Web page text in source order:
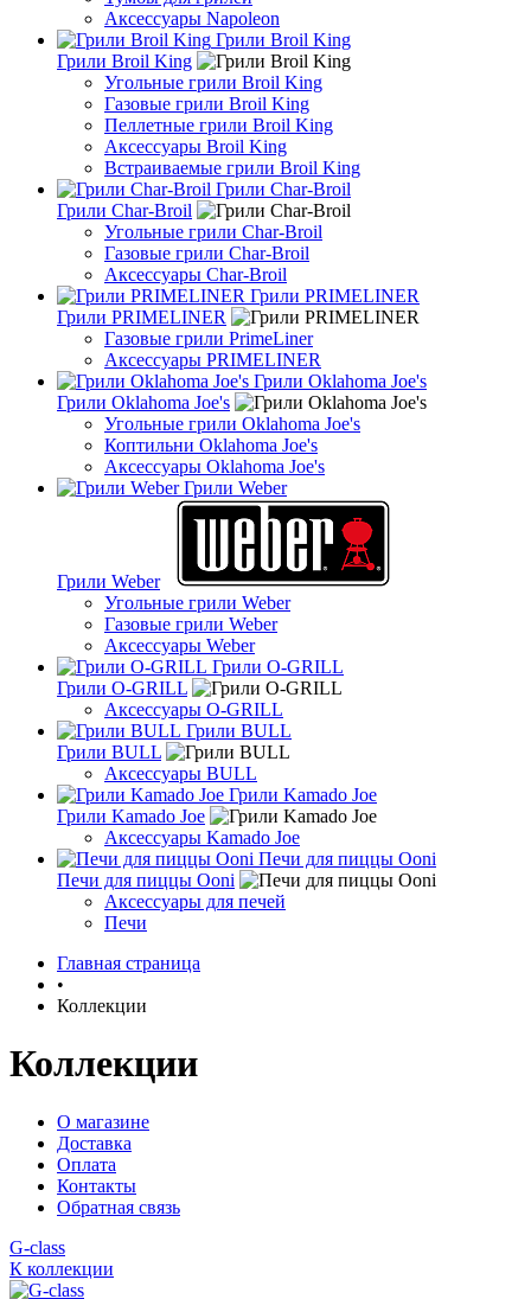
Аксессуары Napoleon
Грили Broil King
Грили Broil King
Угольные грили Broil King
Газовые грили Broil King
Пеллетные грили Broil King
Аксессуары Broil King
Встраиваемые грили Broil King
Грили Char-Broil
Грили Char-Broil
Угольные грили Char-Broil
Газовые грили Char-Broil
Аксессуары Char-Broil
Грили PRIMELINER
Грили PRIMELINER
Газовые грили PrimeLiner
Аксессуары PRIMELINER
Грили Oklahoma Joe's
Грили Oklahoma Joe's
Угольные грили Oklahoma Joe's
Коптильни Oklahoma Joe's
Аксессуары Oklahoma Joe's
Грили Weber
Грили Weber
Угольные грили Weber
Газовые грили Weber
Аксессуары Weber
Грили O-GRILL
Грили O-GRILL
Аксессуары O-GRILL
Грили BULL
Грили BULL
Аксессуары BULL
Грили Kamado Joe
Грили Kamado Joe
Аксессуары Kamado Joe
Печи для пиццы Ooni
Печи для пиццы Ooni
Аксессуары для печей
Печи
Главная страница
•
Коллекции
Коллекции
О магазине
Доставка
Оплата
Контакты
Обратная связь
G-class
К коллекции